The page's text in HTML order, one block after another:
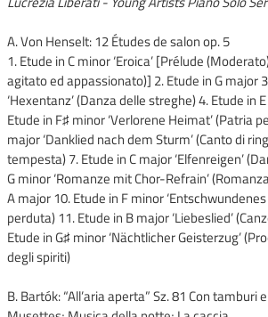
A. Von Henselt: 12 Études de salon op. 5
1. Etude in C minor ‘Eroica’ [Prélude
agitato ed appassionato)] 2. Etude in G major
‘Hexentanz’ (Danza delle streghe) 4. Etude in
Etude in F♯ minor ‘Verlorene Heimat’ (Patria
major ‘Danklied nach dem Sturm’ (Canto di
tempesta) 7. Etude in C major ‘Elfenreigen’
G minor ‘Romanze mit Chor-Refrain’
A major 10. Etude in F minor ‘Entschwundenes
perduta) 11. Etude in B major ‘Liebeslied’
Etude in G♯ minor ‘Nächtlicher Geisterzug’
degli spiriti)
B. Bartók: “All’aria aperta” Sz. 81 Con tamburi